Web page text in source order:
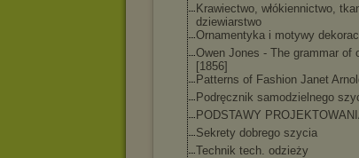
Krawiectwo, włókiennictwo,
dziewiarstwo
Ornamentyka i motywy
Owen Jones - The grammar of
[1856]
Patterns of Fashion Janet
Podręcznik samodzielnego
PODSTAWY
Sekrety dobrego szycia
Technik tech. odzieży